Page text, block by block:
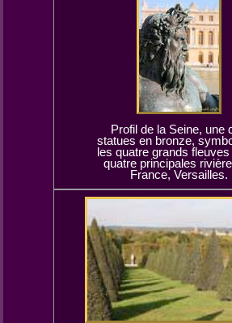
Profil de la Seine, une
statues en bronze,
les quatre grands fleuves
quatre principales
France, Versailles.